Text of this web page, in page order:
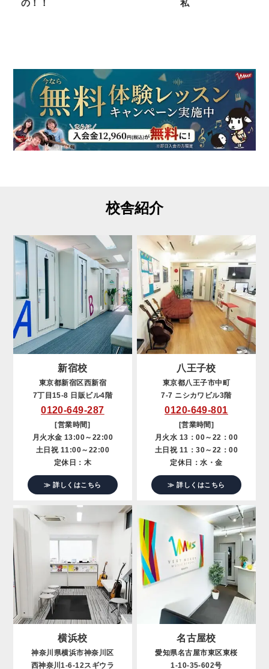
の！！
私
校舎紹介
新宿校
東京都新宿区西新宿
7丁目15-8 日販ビル4階
0120-649-287
[営業時間]
月火水金 13:00～22:00
土日祝 11:00～22:00
定休日：木
≫ 詳しくはこちら
八王子校
東京都八王子市中町
7-7 ニシカワビル3階
0120-649-801
[営業時間]
月火水 13：00～22：00
土日祝 11：30～22：00
定休日：水・金
≫ 詳しくはこちら
横浜校
神奈川県横浜市神奈川区
西神奈川1-6-12スギウラ
名古屋校
愛知県名古屋市東区東桜
1-10-35-602号